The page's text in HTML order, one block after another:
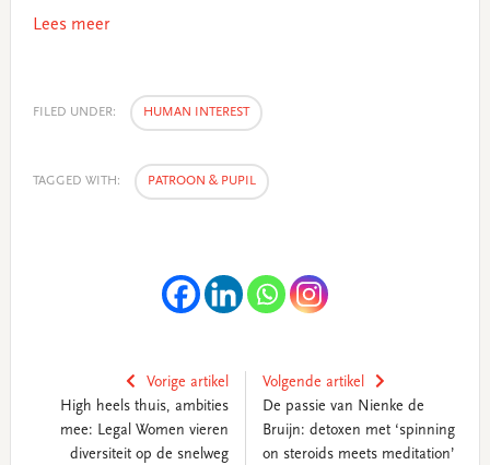
Lees meer
FILED UNDER: HUMAN INTEREST
TAGGED WITH: PATROON & PUPIL
Vorige artikel
High heels thuis, ambities
mee: Legal Women vieren
diversiteit op de snelweg
Volgende artikel
De passie van Nienke de
Bruijn: detoxen met ‘spinning
on steroids meets meditation’